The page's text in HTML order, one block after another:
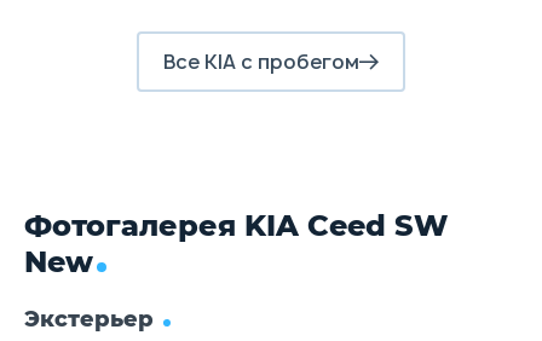
Передние тормоза
Дисковые, вентилируемые
Все KIA с пробегом
Фотогалерея KIA Ceed SW
New
Экстерьер